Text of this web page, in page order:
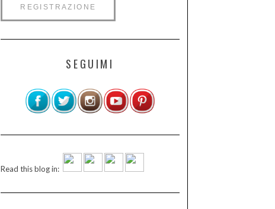
SEGUIMI
Read this blog in: